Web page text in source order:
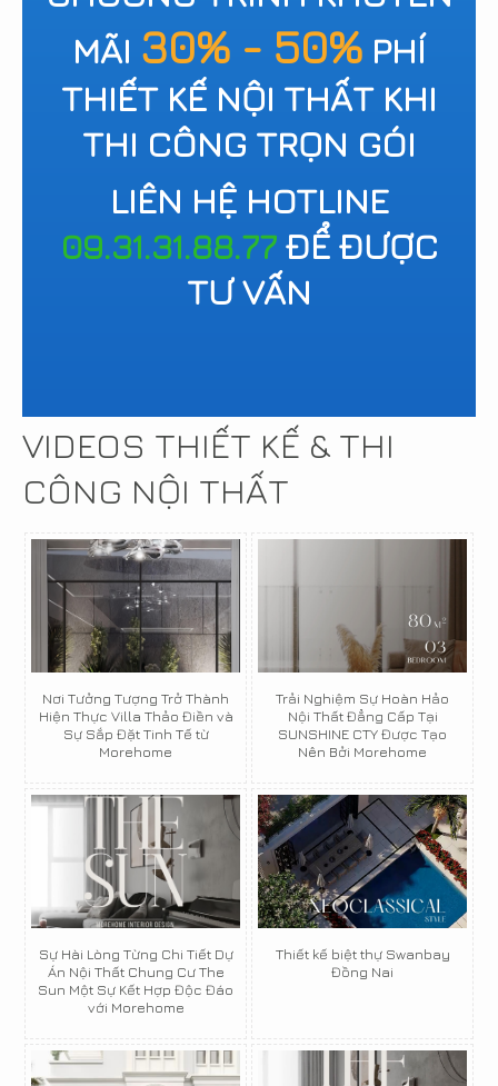
MÃI 30% - 50% PHÍ
THIẾT KẾ NỘI THẤT KHI
THI CÔNG TRỌN GÓI
LIÊN HỆ HOTLINE
09.31.31.88.77ĐỂ ĐƯỢC
TƯ VẤN
VIDEOS THIẾT KẾ & THI
CÔNG NỘI THẤT
Nơi Tưởng Tượng Trở Thành
Hiện Thực Villa Thảo Điền và
Sự Sắp Đặt Tinh Tế từ
Morehome
Trải Nghiệm Sự Hoàn Hảo
Nội Thất Đẳng Cấp Tại
SUNSHINE CTY Được Tạo
Nên Bởi Morehome
Sự Hài Lòng Từng Chi Tiết Dự
Án Nội Thất Chung Cư The
Sun Một Sự Kết Hợp Độc Đáo
với Morehome
Thiết kế biệt thự Swanbay
Đồng Nai